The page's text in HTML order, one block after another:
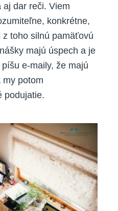
aj dar reči. Viem
konkrétne,
toho silnú pamäťovú
majú úspech a je
e-maily, že majú
my potom
podujatie.